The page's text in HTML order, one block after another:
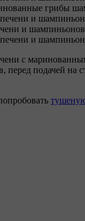
грибы
и шампиньонов
с
подачей на